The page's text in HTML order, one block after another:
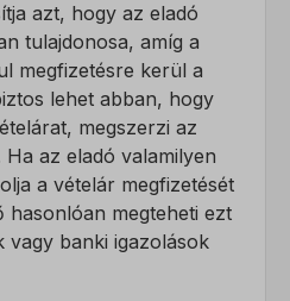
azt, hogy az eladó
tulajdonosa, amíg a
megfizetésre kerül a
lehet abban, hogy
megszerzi az
az eladó valamilyen
a vételár megfizetését
hasonlóan megteheti ezt
vagy banki igazolások
megjelenítése
domaint és szolgáltatást
tartoznak a megadott kategóriákba,
megjelenítése